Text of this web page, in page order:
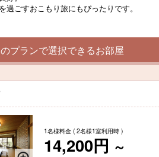
ごすおこもり旅にもぴったりです。
プランで選択できるお部屋
1名様料金 ( 2名様1室利用時 )
14,200円 ～